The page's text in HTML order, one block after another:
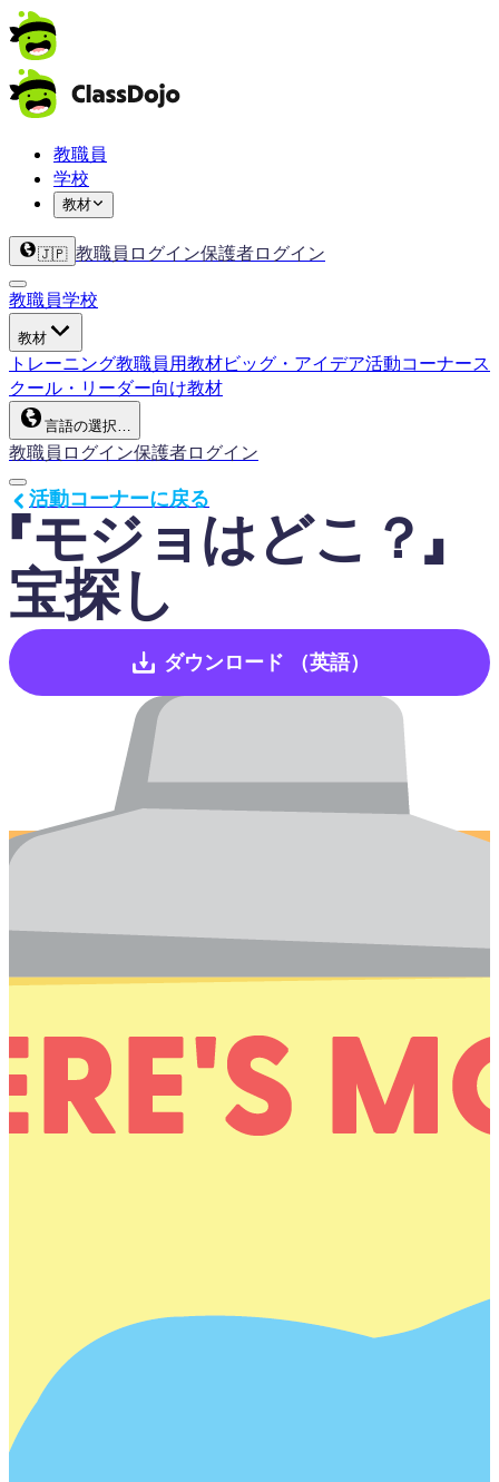
教職員
学校
教材
🇯🇵 教職員ログイン保護者ログイン
教職員学校
教材
トレーニング教職員用教材ビッグ・アイデア活動コーナース
クール・リーダー向け教材
言語の選択…
教職員ログイン保護者ログイン
「モジョはどこ？」
宝探し
活動コーナーに戻る
ダウンロード （英語）